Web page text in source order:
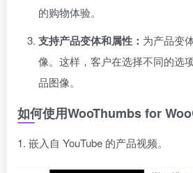
的购物体验。
支持产品变体和属性： 为产品变
像。这样，客户在选择不同的选
品图像。
如何使用WooThumbs for
1. 嵌入自 YouTube 的产品视频。